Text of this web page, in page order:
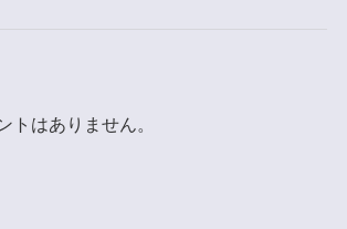
トはありません。